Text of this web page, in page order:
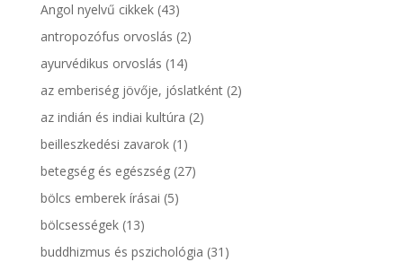
Angol nyelvű cikkek(43)
antropozófus orvoslás (2)
ayurvédikus orvoslás (14)
az emberiség jövője, jóslatként(2)
az indián és indiai kultúra (2)
beilleszkedési zavarok(1)
betegség és egészség(27)
bölcs emberek írásai (5)
bölcsességek(13)
buddhizmus és pszichológia (31)